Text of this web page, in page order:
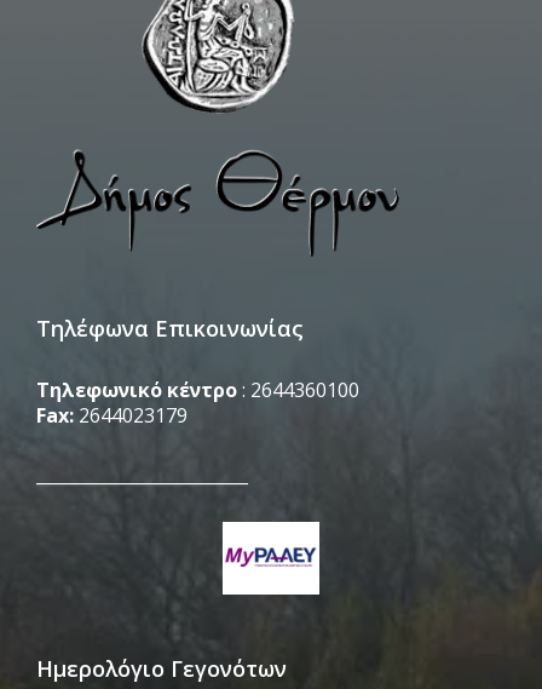
Τηλέφωνα Επικοινωνίας
Τηλεφωνικό κέντρο: 2644360100
Fax: 2644023179
Ημερολόγιο Γεγονότων